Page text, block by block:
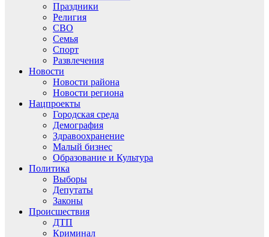
Праздники
Религия
СВО
Семья
Спорт
Развлечения
Новости
Новости района
Новости региона
Нацпроекты
Городская среда
Демография
Здравоохранение
Малый бизнес
Образование и Культура
Политика
Выборы
Депутаты
Законы
Происшествия
ДТП
Криминал